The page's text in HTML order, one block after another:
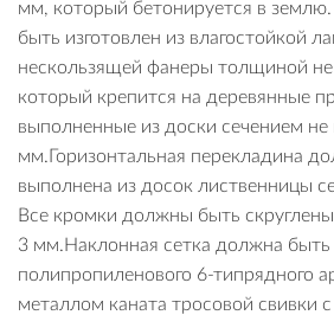
мм, который бетонируется в
быть изготовлен из влагостойкой
нескользящей фанеры толщиной
который крепится на деревянные
выполненные из доски сечением
мм.Горизонтальная перекладина
выполнена из досок лиственницы
Все кромки должны быть
3 мм.Наклонная сетка должна быть
полипропиленового 6-типрядного
металлом каната тросовой свивки